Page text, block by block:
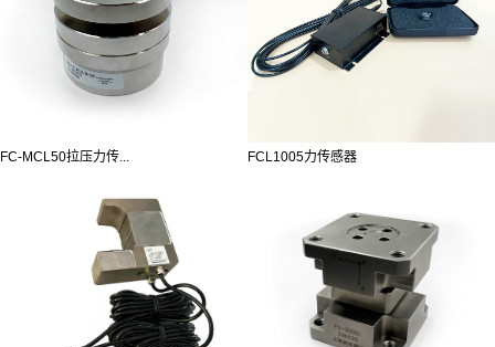
FC-MCL50拉压力传... FCL1005力传感器